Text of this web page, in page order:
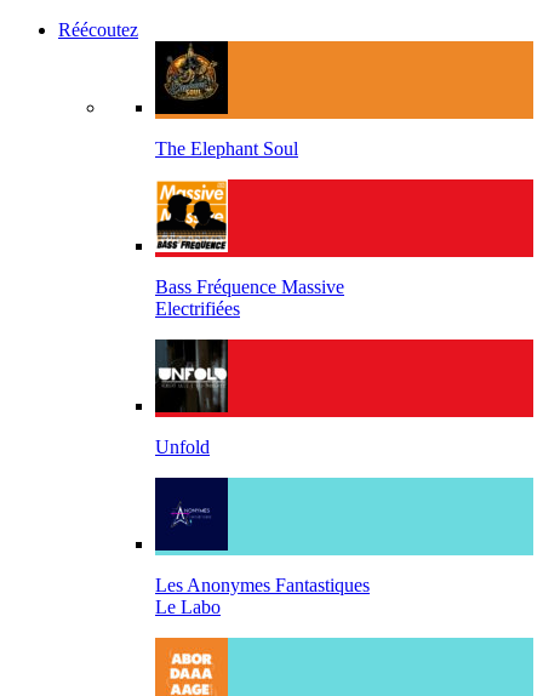
Réécoutez
The Elephant Soul
Bass Fréquence Massive
Electrifiées
Unfold
Les Anonymes Fantastiques
Le Labo